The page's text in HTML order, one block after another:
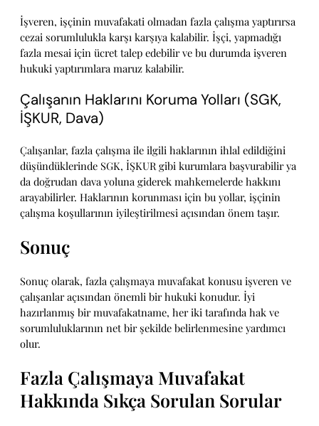
İşveren, işçinin muvafakati olmadan fazla çalışma yaptırırsa
cezai sorumlulukla karşı karşıya kalabilir. İşçi, yapmadığı
fazla mesai için ücret talep edebilir ve bu durumda işveren
hukuki yaptırımlara maruz kalabilir.
Çalışanın Haklarını Koruma Yolları (SGK,
İŞKUR, Dava)
Çalışanlar, fazla çalışma ile ilgili haklarının ihlal edildiğini
düşündüklerinde SGK, İŞKUR gibi kurumlara başvurabilir ya
da doğrudan dava yoluna giderek mahkemelerde hakkını
arayabilirler. Haklarının korunması için bu yollar, işçinin
çalışma koşullarının iyileştirilmesi açısından önem taşır.
Sonuç
Sonuç olarak, fazla çalışmaya muvafakat konusu işveren ve
çalışanlar açısından önemli bir hukuki konudur. İyi
hazırlanmış bir muvafakatname, her iki tarafında hak ve
sorumluluklarının net bir şekilde belirlenmesine yardımcı
olur.
Fazla Çalışmaya Muvafakat
Hakkında Sıkça Sorulan Sorular